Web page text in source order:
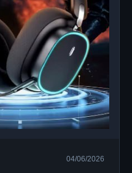
04/06/2026